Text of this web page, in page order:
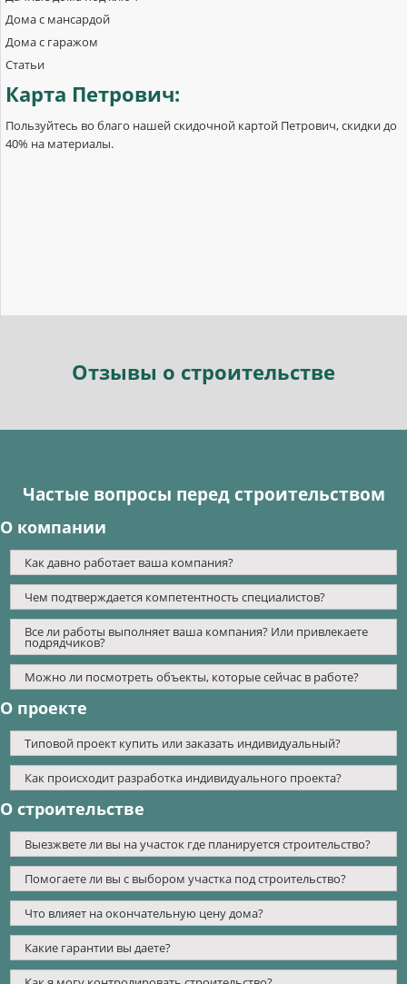
Дома с мансардой
Дома с гаражом
Статьи
Карта Петрович:
Пользуйтесь во благо нашей скидочной картой Петрович, скидки до
40% на материалы.
Отзывы о строительстве
Частые вопросы перед строительством
О компании
Как давно работает ваша компания?
Чем подтверждается компетентность специалистов?
Все ли работы выполняет ваша компания? Или привлекаете
подрядчиков?
Можно ли посмотреть объекты, которые сейчас в работе?
О проекте
Типовой проект купить или заказать индивидуальный?
Как происходит разработка индивидуального проекта?
О строительстве
Выезжвете ли вы на участок где планируется строительство?
Помогаете ли вы с выбором участка под строительство?
Что влияет на окончательную цену дома?
Какие гарантии вы даете?